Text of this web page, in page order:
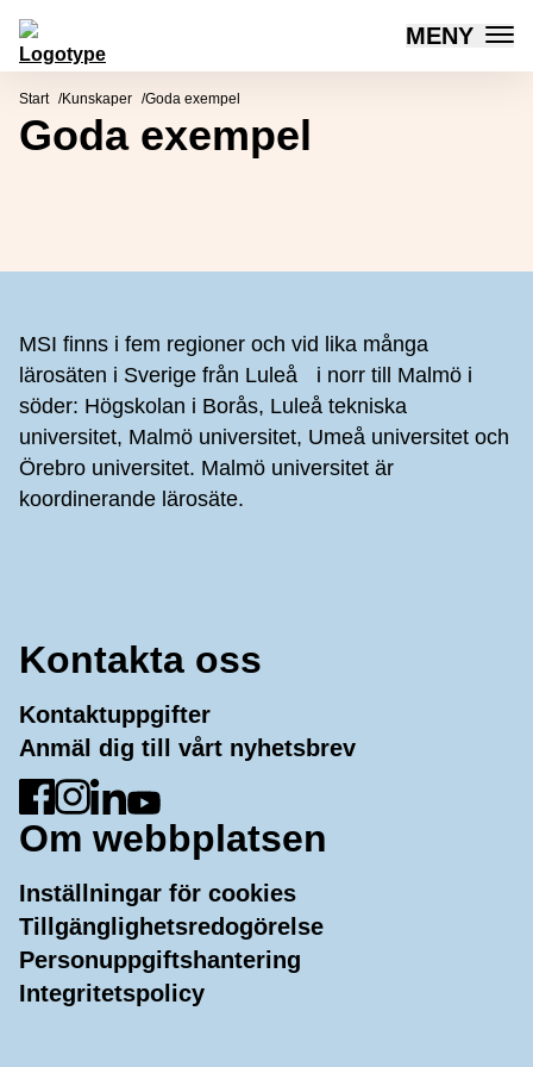
Hoppa till innehåll
Mötesplatsen Social Innovation MENY
Start Kunskaper Goda exempel
Goda exempel
MSI finns i fem regioner och vid lika många
lärosäten i Sverige från Luleå i norr till Malmö i
söder: Högskolan i Borås, Luleå tekniska
universitet, Malmö universitet, Umeå universitet och
Örebro universitet. Malmö universitet är
koordinerande lärosäte.
Kontakta oss
Kontaktuppgifter
Anmäl dig till vårt nyhetsbrev
Gå till Facebook
Gå till Instagram
Gå till LinkedIn
Gå till YouTube
Om webbplatsen
Inställningar för cookies
Tillgänglighetsredogörelse
Personuppgiftshantering
Integritetspolicy